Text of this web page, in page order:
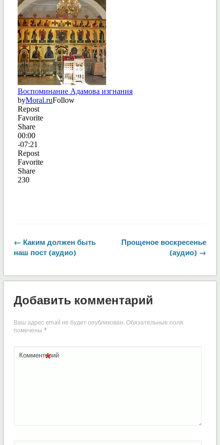
← Каким должен быть
наш пост (аудио)
Прощеное воскресенье
(аудио) →
Добавить комментарий
Ваш адрес email не будет опубликован. Обязательные поля
помечены *
Комментарий
*